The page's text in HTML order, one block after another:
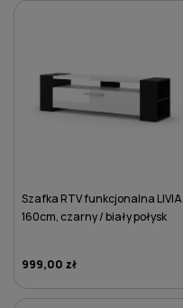
Szafka RTV funkcjonalna LIVIA
160cm, czarny / biały połysk
999,00 zł